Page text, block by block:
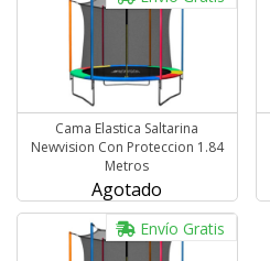
Cama Elastica Saltarina
Newvision Con Proteccion 1.84
Metros
Agotado
Envío Gratis